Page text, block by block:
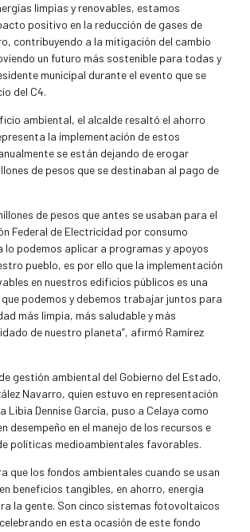
limpias y renovables, estamos
positivo en la reducción de gases de
contribuyendo a la mitigación del cambio
un futuro más sostenible para todas y
municipal durante el evento que se
del C4.
ambiental, el alcalde resaltó el ahorro
la implementación de estos
se están dejando de erogar
de pesos que se destinaban al pago de
de pesos que antes se usaban para el
Federal de Electricidad por consumo
lo podemos aplicar a programas y apoyos
pueblo, es por ello que la implementación
en nuestros edificios públicos es una
podemos y debemos trabajar juntos para
más limpia, más saludable y más
de nuestro planeta”, afirmó Ramírez
gestión ambiental del Gobierno del Estado,
Navarro, quien estuvo en representación
Libia Dennise García, puso a Celaya como
desempeño en el manejo de los recursos e
políticas medioambientales favorables.
que los fondos ambientales cuando se usan
beneficios tangibles, en ahorro, energía
la gente. Son cinco sistemas fotovoltaicos
en esta ocasión de este fondo